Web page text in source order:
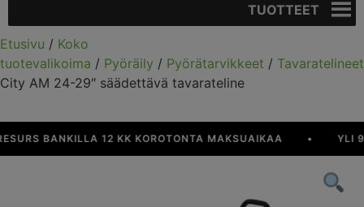
TUOTTEET
Etusivu / Koko
tuotevalikoima / Pyöräily / Pyörätarvikkeet / Tavaratelineet
City AM 24-29″ säädettävä tavarateline
BANKILLA 12 KK KOROTONTA MAKSUAIKAA YLI 90